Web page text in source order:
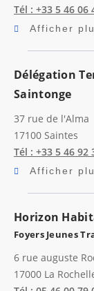
Tél : +33 5 46 06
Afficher
Délégation
Saintonge
37 rue de l'Alma
17100 Saintes
Tél : +33 5 46 92
Afficher
Horizon
Foyers Jeunes
6 rue auguste
17000 La